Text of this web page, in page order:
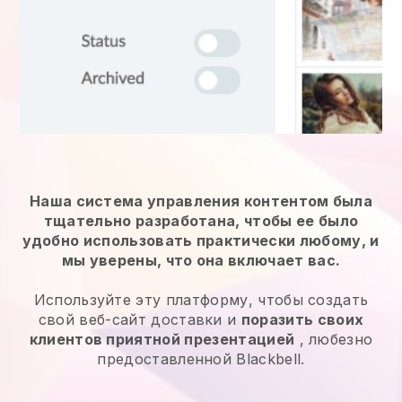
Наша система управления контентом была
тщательно разработана, чтобы ее было
удобно использовать практически любому, и
мы уверены, что она включает вас.
Используйте эту платформу, чтобы создать
свой веб-сайт доставки и поразить своих
клиентов приятной презентацией , любезно
предоставленной Blackbell.